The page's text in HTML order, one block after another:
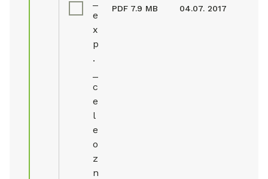
e
x
p
.
c
e
l
e
o
z
n
PDF 7.9 MB 04.07. 2017